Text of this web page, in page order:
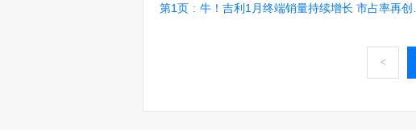
第1页 : 牛！吉利1月终端销量持续增长 市占率再创新高
<